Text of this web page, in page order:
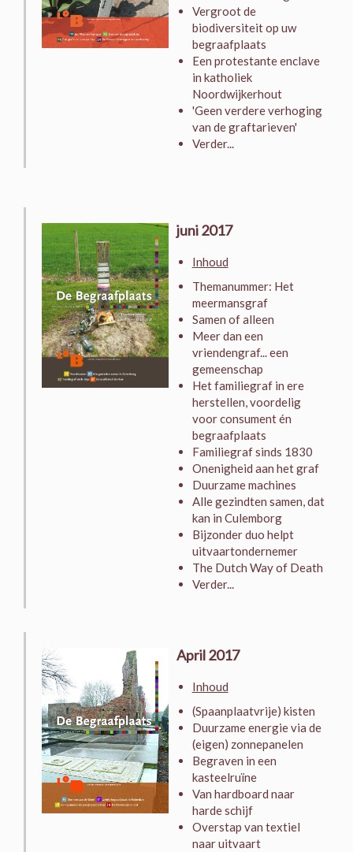
Vergroot de
biodiversiteit op uw
begraafplaats
Een protestante enclave
in katholiek
Noordwijkerhout
'Geen verdere verhoging
van de graftarieven'
Verder...
juni 2017
Inhoud
Themanummer: Het
meermansgraf
Samen of alleen
Meer dan een
vriendengraf... een
gemeenschap
Het familiegraf in ere
herstellen, voordelig
voor consument én
begraafplaats
Familiegraf sinds 1830
Onenigheid aan het graf
Duurzame machines
Alle gezindten samen, dat
kan in Culemborg
Bijzonder duo helpt
uitvaartondernemer
The Dutch Way of Death
Verder...
April 2017
Inhoud
(Spaanplaatvrije) kisten
Duurzame energie via de
(eigen) zonnepanelen
Begraven in een
kasteelruïne
Van hardboard naar
harde schijf
Overstap van textiel
naar uitvaart